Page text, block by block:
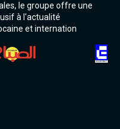
le groupe offre une
à l'actualité
et internation